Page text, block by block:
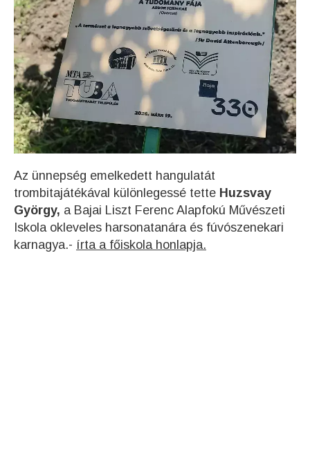
Az ünnepség emelkedett hangulatát
trombitajátékával különlegessé tette Huzsvay
György, a Bajai Liszt Ferenc Alapfokú Művészeti
Iskola okleveles harsonatanára és fúvószenekari
karnagya.- írta a főiskola honlapja.